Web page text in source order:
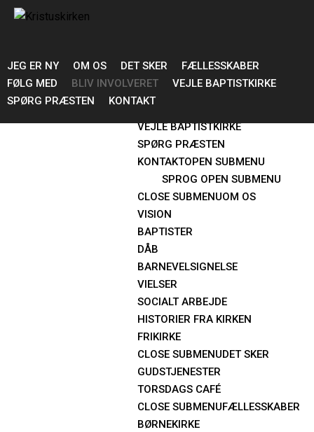
VEJLE BAPTISTKIRKE
SPØRG PRÆSTEN
KONTAKTOPEN SUBMENU
SPROG OPEN SUBMENU
CLOSE SUBMENUOM OS
VISION
BAPTISTER
DÅB
BARNEVELSIGNELSE
VIELSER
SOCIALT ARBEJDE
HISTORIER FRA KIRKEN
FRIKIRKE
CLOSE SUBMENUDET SKER
GUDSTJENESTER
TORSDAGS CAFÉ
CLOSE SUBMENUFÆLLESSKABER
BØRNEKIRKE
JEG ER NY OM OS DET SKER
FÆLLESSKABER
FØLG MED
BLIV INVOLVERET
VEJLE BAPTISTKIRKE
SPØRG PRÆSTEN
KONTAKT